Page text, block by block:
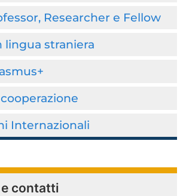
Researcher e Fellow
lingua straniera
Internazionali
contatti